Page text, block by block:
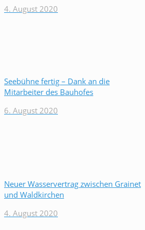
4. August 2020
Seebühne fertig – Dank an die
Mitarbeiter des Bauhofes
6. August 2020
Neuer Wasservertrag zwischen Grainet
und Waldkirchen
4. August 2020